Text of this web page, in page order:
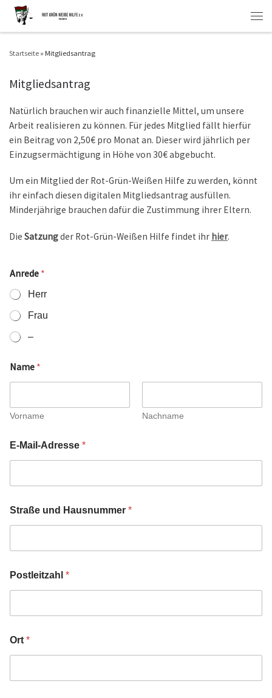
Zum Inhalt springen
Startseite » Mitgliedsantrag
Mitgliedsantrag
Natürlich brauchen wir auch finanzielle Mittel, um unsere
Arbeit realisieren zu können. Für jedes Mitglied fällt hierfür
ein Beitrag von 2,50€ pro Monat an. Dieser wird jährlich per
Einzugsermächtigung in Höhe von 30€ abgebucht.
Um ein Mitglied der Rot-Grün-Weißen Hilfe zu werden, könnt
ihr einfach diesen digitalen Mitgliedsantrag ausfüllen.
Minderjährige brauchen dafür die Zustimmung ihrer Eltern.
Die Satzungder Rot-Grün-Weißen Hilfe findet ihr hier.
Anrede *
Herr
Frau
–
Name *
Vorname Nachname
E-Mail-Adresse *
Straße und Hausnummer *
Postleitzahl *
Ort *